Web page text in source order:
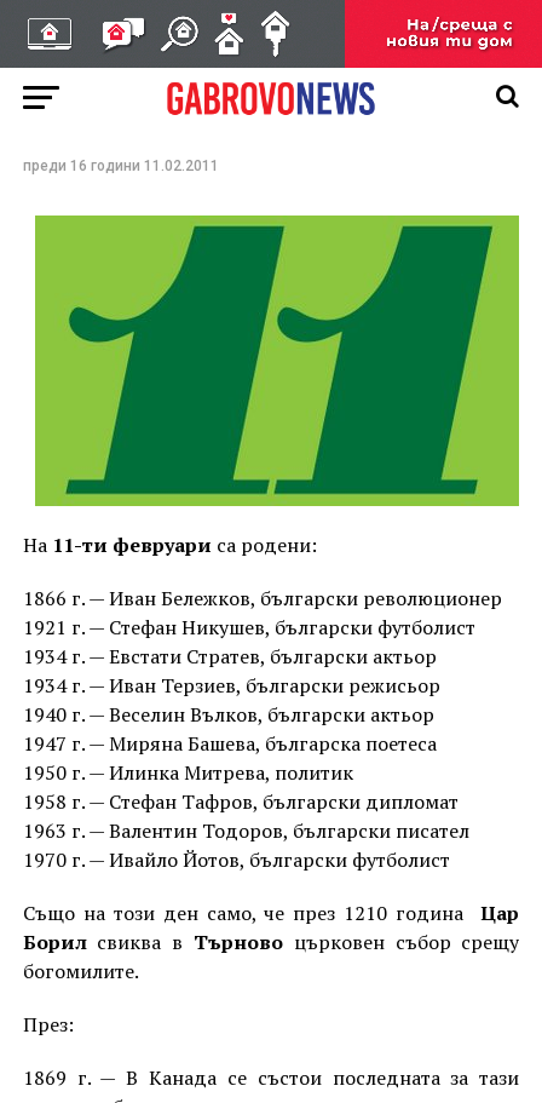
ЛЮБОПИТНО
На този ден…
преди 16 години 11.02.2011
На 11-ти февруари са родени:
1866 г. — Иван Бележков, български революционер
1921 г. — Стефан Никушев, български футболист
1934 г. — Евстати Стратев, български актьор
1934 г. — Иван Терзиев, български режисьор
1940 г. — Веселин Вълков, български актьор
1947 г. — Миряна Башева, българска поетеса
1950 г. — Илинка Митрева, политик
1958 г. — Стефан Тафров, български дипломат
1963 г. — Валентин Тодоров, български писател
1970 г. — Ивайло Йотов, български футболист
Също на този ден само, че през 1210 годинаЦар
Борилсвиква в Търновоцърковен събор срещу
богомилите.
През:
1869 г. — В Канада се състои последната за тази